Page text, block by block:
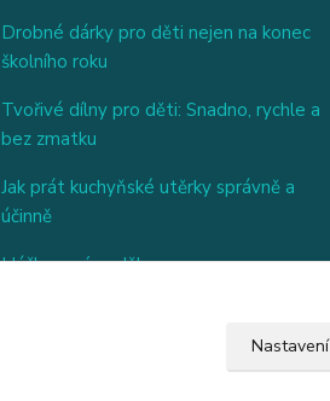
Drobné dárky pro děti nejen na konec
školního roku
Tvořivé dílny pro děti: Snadno, rychle a
bez zmatku
Jak prát kuchyňské utěrky správně a
účinně
Háčkovaný anděl
Nastavení